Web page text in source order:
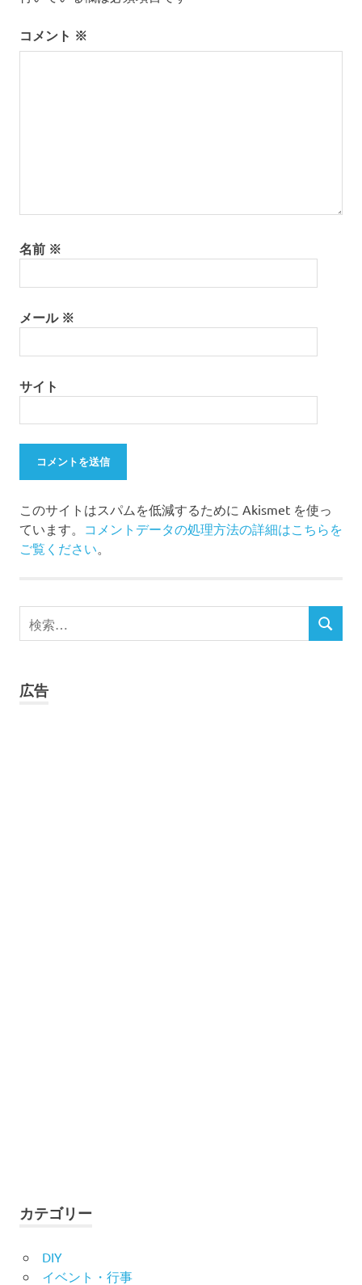
コメント ※
名前 ※
メール ※
サイト
このサイトはスパムを低減するために Akismet を使っ
ています。 コメントデータの処理方法の詳細はこちらを
ご覧ください。
検
索
検
広告
カテゴリー
DIY
イベント・行事